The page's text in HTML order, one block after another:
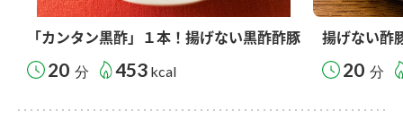
「カンタン黒酢」１本！揚げない黒酢酢豚
20 分 453 kcal
揚げない酢
20 分